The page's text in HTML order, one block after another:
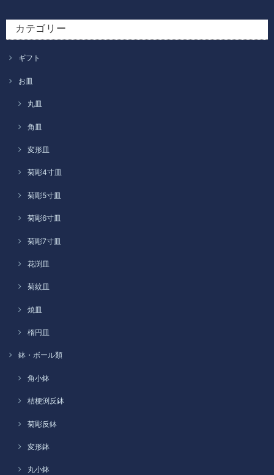
カテゴリー
ギフト
お皿
丸皿
角皿
変形皿
菊彫4寸皿
菊彫5寸皿
菊彫6寸皿
菊彫7寸皿
花渕皿
菊紋皿
焼皿
楕円皿
鉢・ボール類
角小鉢
桔梗渕反鉢
菊彫反鉢
変形鉢
丸小鉢